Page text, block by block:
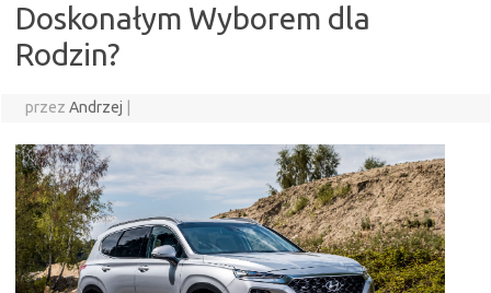
Doskonałym Wyborem dla
Rodzin?
przez Andrzej